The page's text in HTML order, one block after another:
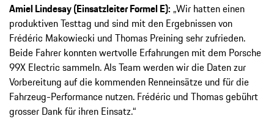
Amiel Lindesay (Einsatzleiter Formel E): „Wir hatten einen
produktiven Testtag und sind mit den Ergebnissen von
Frédéric Makowiecki und Thomas Preining sehr zufrieden.
Beide Fahrer konnten wertvolle Erfahrungen mit dem Porsche
99X Electric sammeln. Als Team werden wir die Daten zur
Vorbereitung auf die kommenden Renneinsätze und für die
Fahrzeug-Performance nutzen. Frédéric und Thomas gebührt
grosser Dank für ihren Einsatz.“